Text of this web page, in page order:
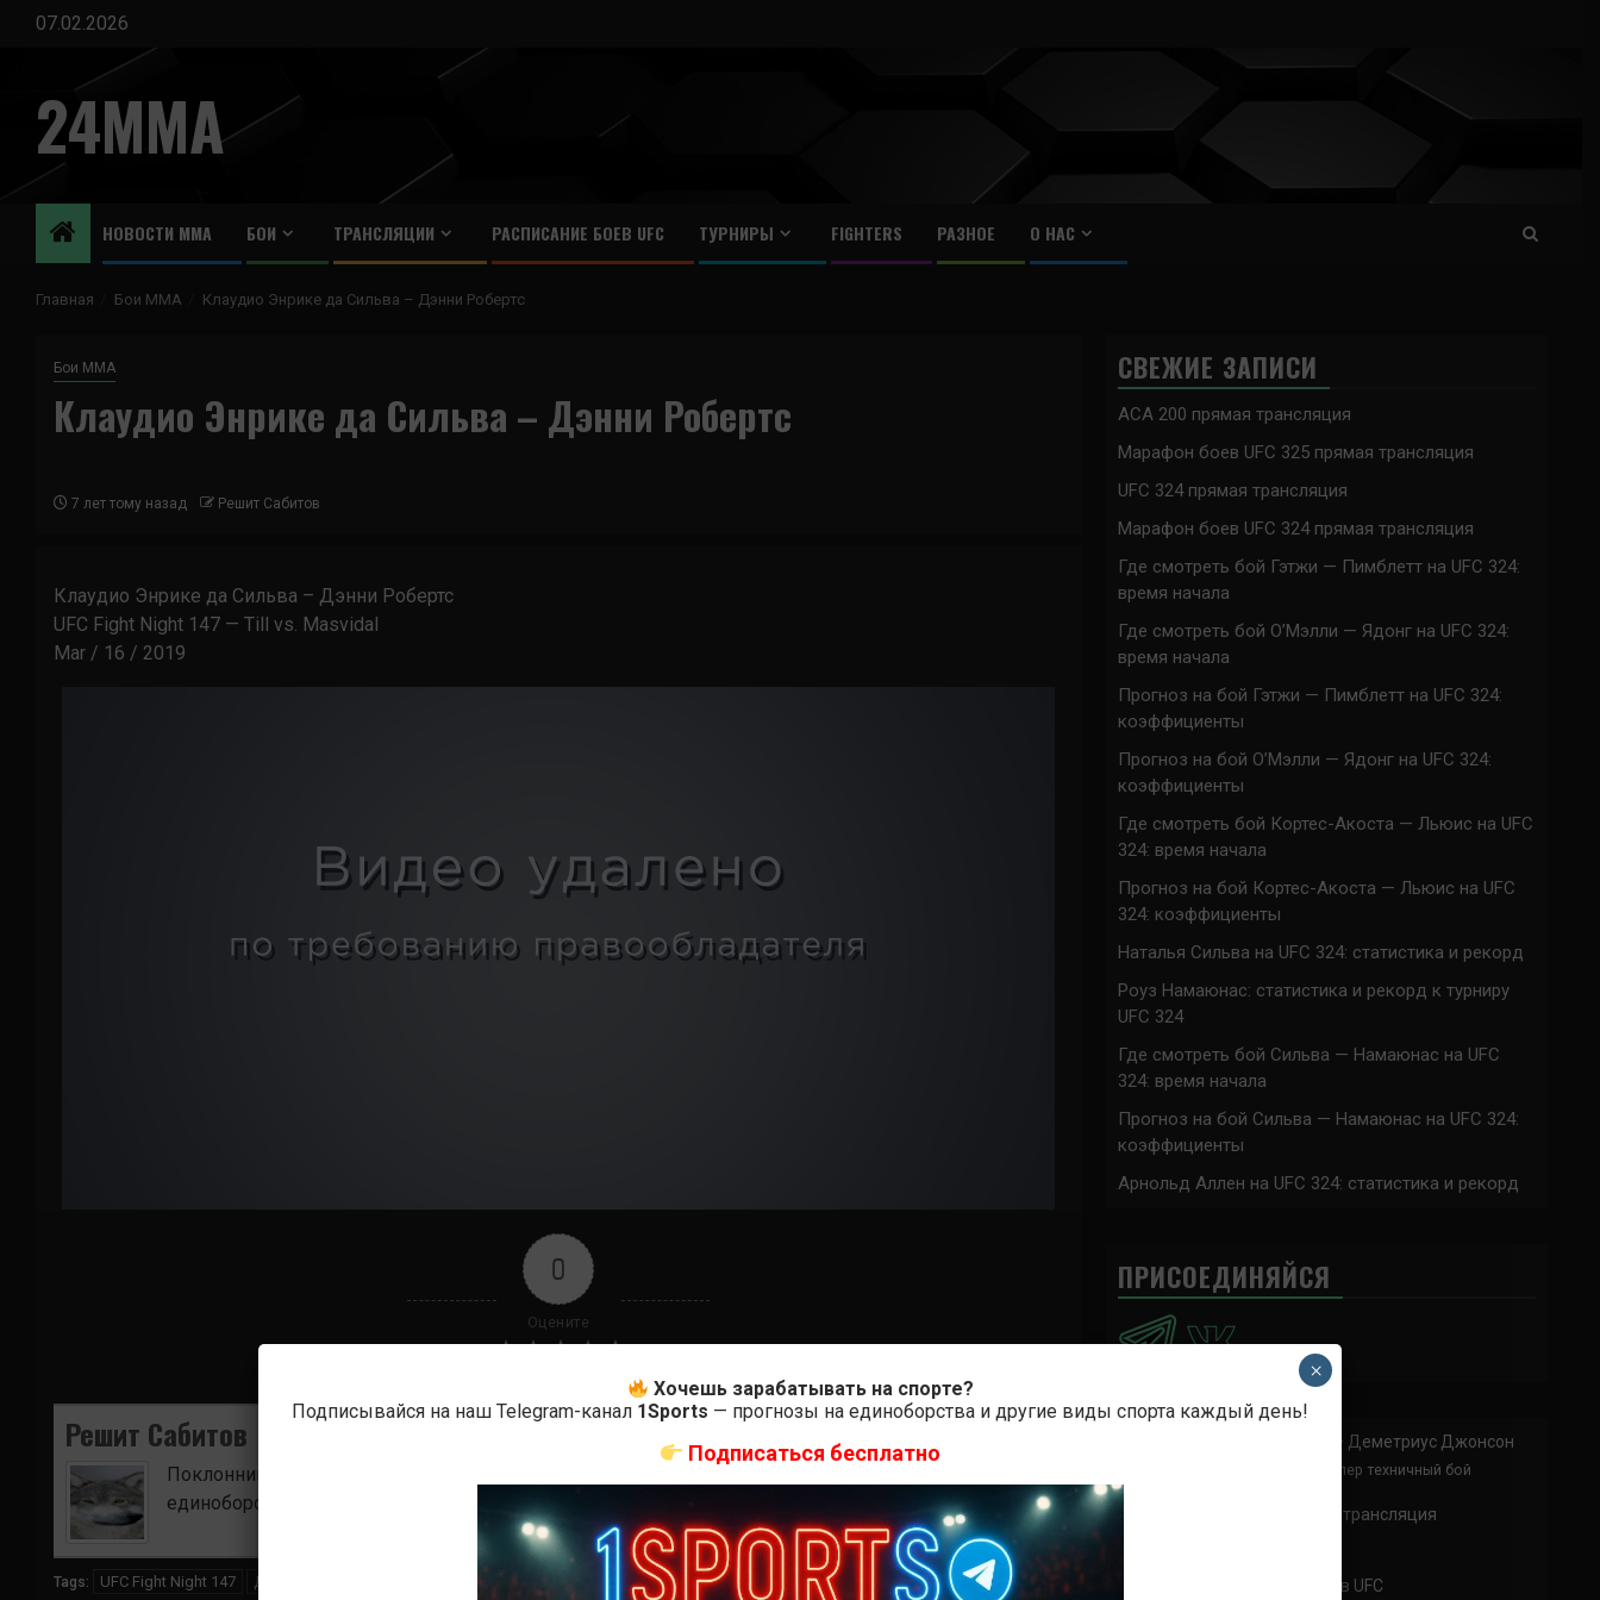
Перейти
содержимому
07.02.2026
24MMA
НОВОСТИ ММА БОИ ТРАНСЛЯЦИИ РАСПИСАНИЕ БОЕВ UFC ТУРНИРЫ FIGHTERS РАЗНОЕ О НАС
Главная Бои ММА Клаудио Энрике да Сильва – Дэнни Робертс
Бои ММА
Клаудио Энрике да Сильва – Дэнни Робертс
7 лет тому назад Решит Сабитов
Клаудио Энрике да Сильва – Дэнни Робертс
UFC Fight Night 147 — Till vs. Masvidal
Mar / 16 / 2019
0
Оцените
Решит Сабитов
Поклонник боевых искусств. Ищу для вас самые лучшие и актуальные события и мира
единоборств.
Tags: UFC Fight Night 147 Дэнни Робертс
СВЕЖИЕ ЗАПИСИ
ACA 200 прямая трансляция
Марафон боев UFC 325 прямая трансляция
UFC 324 прямая трансляция
Марафон боев UFC 324 прямая трансляция
Где смотреть бой Гэтжи — Пимблетт на UFC 324:
время начала
Где смотреть бой О’Мэлли — Ядонг на UFC 324:
время начала
Прогноз на бой Гэтжи — Пимблетт на UFC 324:
коэффициенты
Прогноз на бой О’Мэлли — Ядонг на UFC 324:
коэффициенты
Где смотреть бой Кортес-Акоста — Льюис на UFC
324: время начала
Прогноз на бой Кортес-Акоста — Льюис на UFC
324: коэффициенты
Наталья Сильва на UFC 324: статистика и рекорд
Роуз Намаюнас: статистика и рекорд к турниру
UFC 324
Где смотреть бой Сильва — Намаюнас на UFC
324: время начала
Прогноз на бой Сильва — Намаюнас на UFC 324:
коэффициенты
Арнольд Аллен на UFC 324: статистика и рекорд
ПРИСОЕДИНЯЙСЯ
Доминик Круз — Деметриус Джонсон
Спасибо что выложили этот супер техничный бой
UFC 324 прямая трансляция
Расписание боев UFC
Хочешь зарабатывать на спорте?
Подписывайся на наш Telegram-канал 1Sports — прогнозы на единоборства и другие виды спорта каждый день!
Подписаться бесплатно
×